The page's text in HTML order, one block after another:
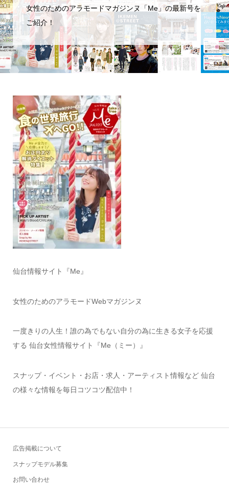
女性のためのアラモードマガジンヌ「Me」の最新号を
ご紹介！
仙台情報サイト『Me』
女性のためのアラモードWebマガジンヌ
一度きりの人生！誰の為でもない自分の為に生きる女子を応援
する 仙台女性情報サイト『Me（ミー）』
スナップ・イベント・お店・求人・アーティスト情報など 仙台
の様々な情報を毎日コツコツ配信中！
広告掲載について
スナップモデル募集
お問い合わせ